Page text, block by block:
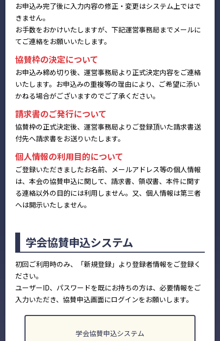
お申込み完了後に入力内容の修正・変更はシステム上ではで
きません。
お手数をおかけいたしますが、下記運営事務局までメールに
てご連絡をお願いいたします。
協賛枠の決定について
お申込み締め切り後、運営事務局より正式決定内容をご連絡
いたします。お申込みの重複等の理由により、ご希望に添い
かねる場合がございますのでご了承ください。
請求書のご発行について
協賛枠の正式決定後、運営事務局よりご登録頂いた請求書送
付先へ請求書をお送りいたします。
個人情報の利用目的について
ご登録いただきましたお名前、メールアドレス等の個人情報
は、本会の協賛申込に関して、請求書、領収書、本件に関す
る連絡以外の目的には利用しません。又、個人情報は第三者
へは開示いたしません。
学会協賛申込システム
初回ご利用時のみ、「新規登録」より登録者情報をご登録く
ださい。
ユーザーID、パスワードを既にお持ちの方は、必要情報をご
入力いただき、協賛申込画面にログインをお願いします。
学会協賛申込システム